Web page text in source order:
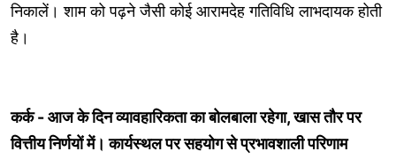
निकालें। शाम को पढ़ने जैसी कोई आरामदेह गतिविधि लाभदायक होती
है।
कर्क - आज के दिन व्यावहारिकता का बोलबाला रहेगा, खास तौर पर
वित्तीय निर्णयों में। कार्यस्थल पर सहयोग से प्रभावशाली परिणाम